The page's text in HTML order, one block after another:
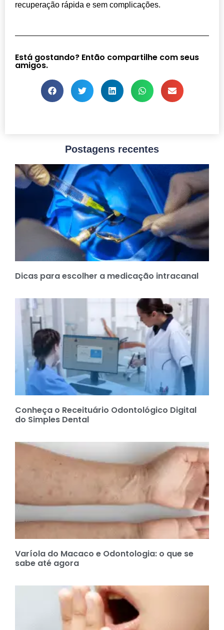
recuperação rápida e sem complicações.
Está gostando? Então compartilhe com seus
amigos.
Postagens recentes
Dicas para escolher a medicação intracanal
Conheça o Receituário Odontológico Digital
do Simples Dental
Varíola do Macaco e Odontologia: o que se
sabe até agora